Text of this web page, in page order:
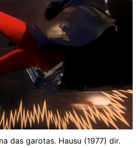
das garotas. Hausu (1977) dir.